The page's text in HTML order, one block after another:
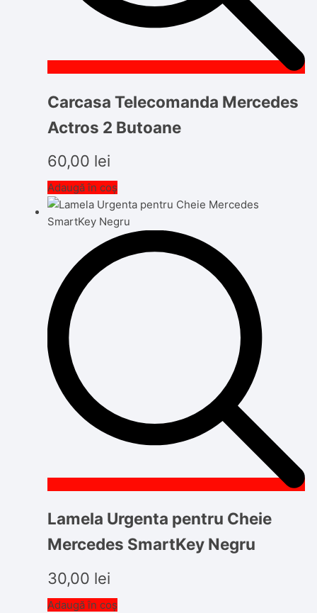
Carcasa Telecomanda Mercedes
Actros 2 Butoane
60,00 lei
Adaugă în coș
Lamela Urgenta pentru Cheie
Mercedes SmartKey Negru
30,00 lei
Adaugă în coș